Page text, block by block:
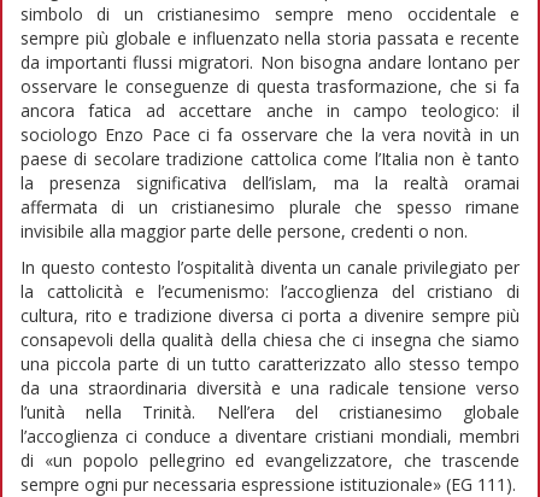
simbolo di un cristianesimo sempre meno occidentale e
sempre più globale e influenzato nella storia passata e recente
da importanti flussi migratori. Non bisogna andare lontano per
osservare le conseguenze di questa trasformazione, che si fa
ancora fatica ad accettare anche in campo teologico: il
sociologo Enzo Pace ci fa osservare che la vera novità in un
paese di secolare tradizione cattolica come l’Italia non è tanto
la presenza significativa dell’islam, ma la realtà oramai
affermata di un cristianesimo plurale che spesso rimane
invisibile alla maggior parte delle persone, credenti o non.
In questo contesto l’ospitalità diventa un canale privilegiato per
la cattolicità e l’ecumenismo: l’accoglienza del cristiano di
cultura, rito e tradizione diversa ci porta a divenire sempre più
consapevoli della qualità della chiesa che ci insegna che siamo
una piccola parte di un tutto caratterizzato allo stesso tempo
da una straordinaria diversità e una radicale tensione verso
l’unità nella Trinità. Nell’era del cristianesimo globale
l’accoglienza ci conduce a diventare cristiani mondiali, membri
di «un popolo pellegrino ed evangelizzatore, che trascende
sempre ogni pur necessaria espressione istituzionale» (EG 111).